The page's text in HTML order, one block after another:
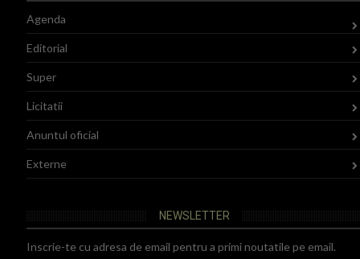
Agenda
Editorial
Super
Licitatii
Anuntul oficial
Externe
NEWSLETTER
Inscrie-te cu adresa de email pentru a primi noutatile pe email.